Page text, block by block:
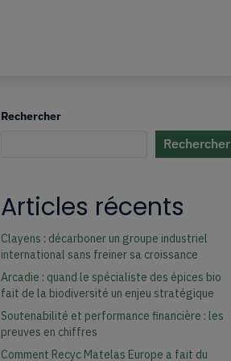
Rechercher
Rechercher
Articles récents
Clayens : décarboner un groupe industriel
international sans freiner sa croissance
Arcadie : quand le spécialiste des épices bio
fait de la biodiversité un enjeu stratégique
Soutenabilité et performance financière : les
preuves en chiffres
Comment Recyc Matelas Europe a fait du